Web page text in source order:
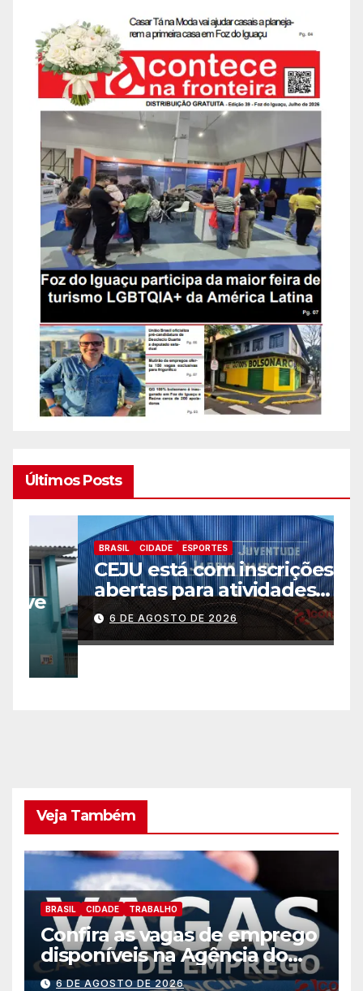
Últimos Posts
BRASIL CIDADE ESPORTES
CEJU está com inscrições
abertas para atividades
gratuitas
6 DE AGOSTO DE 2026
Veja Também
BRASIL CIDADE TRABALHO
Confira as vagas de emprego
disponíveis na Agência do
Trabalhador
6 DE AGOSTO DE 2026